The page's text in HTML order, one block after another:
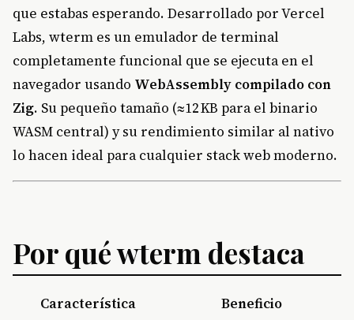
que estabas esperando. Desarrollado por Vercel
Labs, wterm es un emulador de terminal
completamente funcional que se ejecuta en el
navegador usando WebAssembly compilado con
Zig. Su pequeño tamaño (≈12 KB para el binario
WASM central) y su rendimiento similar al nativo
lo hacen ideal para cualquier stack web moderno.
Por qué wterm destaca
Característica Beneficio